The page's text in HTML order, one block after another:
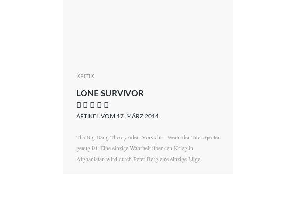
KRITIK
LONE SURVIVOR
    
ARTIKEL VOM 17. MÄRZ 2014
The Big Bang Theory oder: Vorsicht – Wenn der Titel Spoiler
genug ist: Eine einzige Wahrheit über den Krieg in
Afghanistan wird durch Peter Berg eine einzige Lüge.